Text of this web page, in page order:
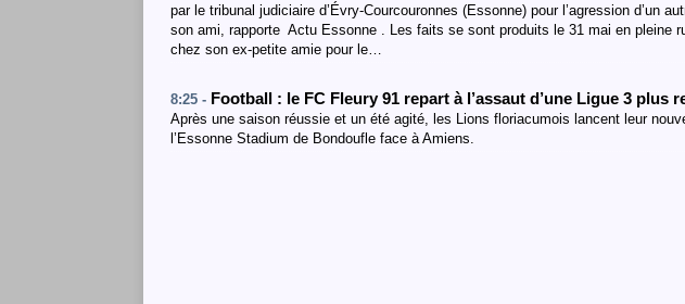
par le tribunal judiciaire d’Évry-Courcouronnes (Essonne) pour l’agression d’un
son ami, rapporte Actu Essonne . Les faits se sont produits le 31 mai en pleine
chez son ex-petite amie pour le…
8:25 - Football : le FC Fleury 91 repart à l’assaut d’une Ligue 3 plus
Après une saison réussie et un été agité, les Lions floriacumois lancent leur
l’Essonne Stadium de Bondoufle face à Amiens.